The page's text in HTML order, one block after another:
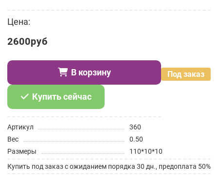
Цена:
2600руб
Под заказ
В корзину
Купить сейчас
Артикул
360
Вес
0.50
Размеры
110*10*10
Купить под заказ с ожиданием порядка 30 дн., предоплата 50%